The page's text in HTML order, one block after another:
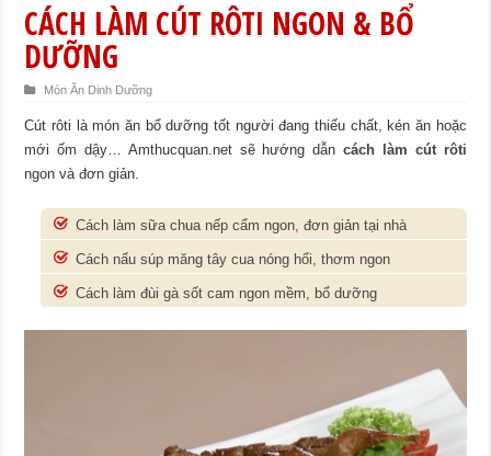
CÁCH LÀM CÚT RÔTI NGON & BỔ
DƯỠNG
Món Ăn Dinh Dưỡng
Cút rôti là món ăn bổ dưỡng tốt người đang thiếu chất, kén ăn hoặc
mới ốm dậy… Amthucquan.net sẽ hướng dẫncách làm cút rôti
ngon và đơn giản.
Cách làm sữa chua nếp cẩm ngon, đơn giản tại nhà
Cách nấu súp măng tây cua nóng hổi, thơm ngon
Cách làm đùi gà sốt cam ngon mềm, bổ dưỡng